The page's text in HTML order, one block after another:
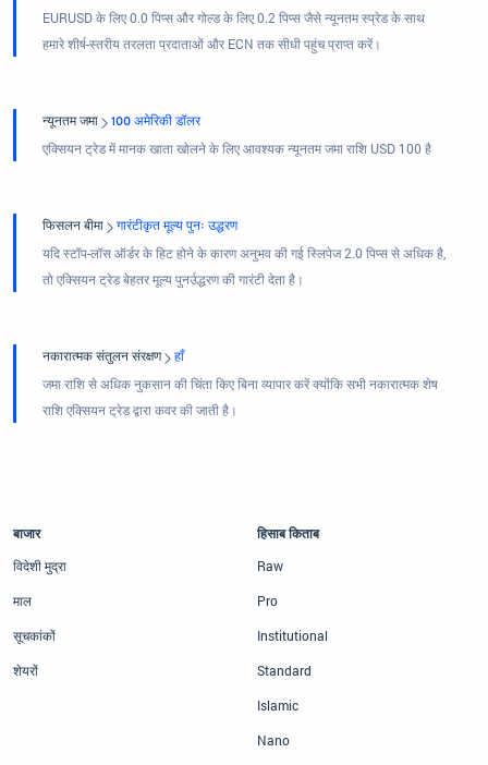
EURUSD के लिए 0.0 पिप्स और गोल्ड के लिए 0.2 पिप्स जैसे न्यूनतम स्प्रेड के साथ
हमारे शीर्ष-स्तरीय तरलता प्रदाताओं और ECN तक सीधी पहुंच प्राप्त करें।
न्यूनतम जमा 100 अमेरिकी डॉलर
एक्सियन ट्रेड में मानक खाता खोलने के लिए आवश्यक न्यूनतम जमा राशि USD 100 है
फिसलन बीमा गारंटीकृत मूल्य पुनः उद्धरण
यदि स्टॉप-लॉस ऑर्डर के हिट होने के कारण अनुभव की गई स्लिपेज 2.0 पिप्स से अधिक है,
तो एक्सियन ट्रेड बेहतर मूल्य पुनर्उद्धरण की गारंटी देता है।
नकारात्मक संतुलन संरक्षण हाँ
जमा राशि से अधिक नुकसान की चिंता किए बिना व्यापार करें क्योंकि सभी नकारात्मक शेष
राशि एक्सियन ट्रेड द्वारा कवर की जाती है।
बाजार
विदेशी मुद्रा
माल
सूचकांकों
शेयरों
हिसाब किताब
Raw
Pro
Institutional
Standard
Islamic
Nano